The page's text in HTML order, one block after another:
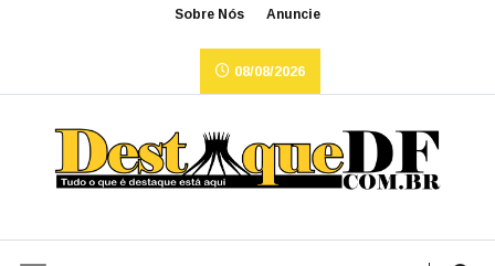
Sobre Nós Anuncie
08/08/2026